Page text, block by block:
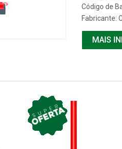
Código de
Fabricante:
MAIS